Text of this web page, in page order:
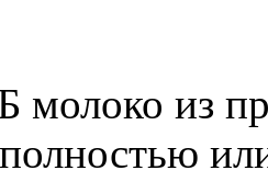
молоко из